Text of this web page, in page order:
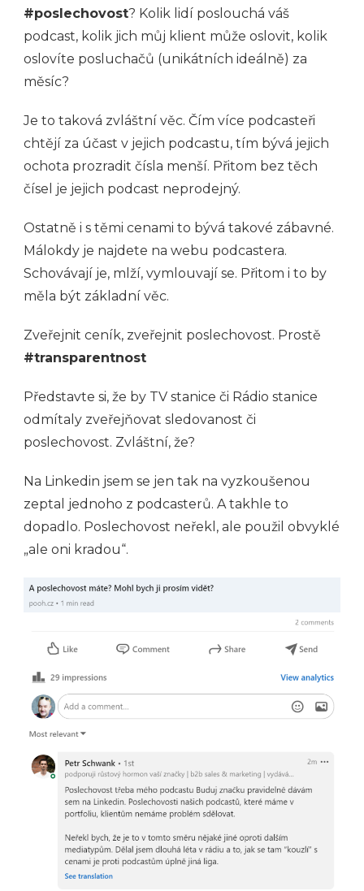
#poslechovost? Kolik lidí poslouchá váš
podcast, kolik jich můj klient může oslovit, kolik
oslovíte posluchačů (unikátních ideálně) za
měsíc?
Je to taková zvláštní věc. Čím více podcasteři
chtějí za účast v jejich podcastu, tím bývá jejich
ochota prozradit čísla menší. Přitom bez těch
čísel je jejich podcast neprodejný.
Ostatně i s těmi cenami to bývá takové zábavné.
Málokdy je najdete na webu podcastera.
Schovávají je, mlží, vymlouvají se. Přitom i to by
měla být základní věc.
Zveřejnit ceník, zveřejnit poslechovost. Prostě
#transparentnost
Představte si, že by TV stanice či Rádio stanice
odmítaly zveřejňovat sledovanost či
poslechovost. Zvláštní, že?
Na Linkedin jsem se jen tak na vyzkoušenou
zeptal jednoho z podcasterů. A takhle to
dopadlo. Poslechovost neřekl, ale použil obvyklé
„ale oni kradou“.